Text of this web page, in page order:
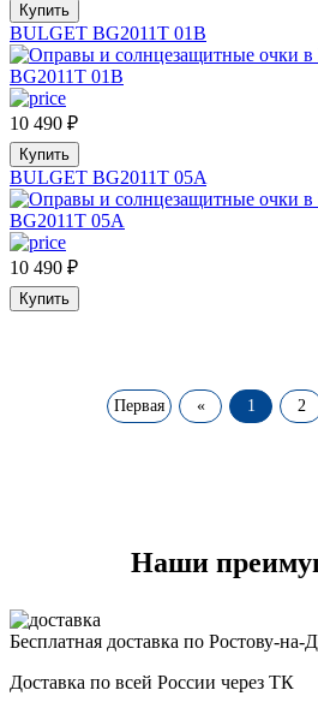
Купить
BULGET BG2011T 01B
10 490 ₽
Купить
BULGET BG2011T 05A
10 490 ₽
Купить
Первая « 1 2
Наши
Бесплатная доставка по Ростову-на-
Доставка по всей России через ТК